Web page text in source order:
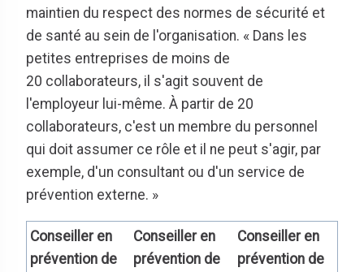
maintien du respect des normes de sécurité et
de santé au sein de l'organisation. « Dans les
petites entreprises de moins de
20 collaborateurs, il s'agit souvent de
l'employeur lui-même. À partir de 20
collaborateurs, c'est un membre du personnel
qui doit assumer ce rôle et il ne peut s'agir, par
exemple, d'un consultant ou d'un service de
prévention externe. »
Conseiller en
prévention de
Conseiller en
prévention de
Conseiller en
prévention de